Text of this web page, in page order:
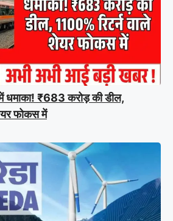
₹683 करोड़ की डील,
फोकस में